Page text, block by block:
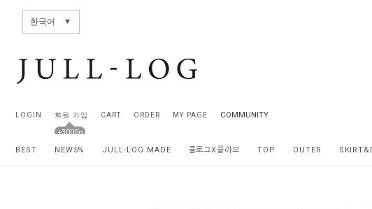
한국어
LOGIN
회원 가입
+3000p
CART ORDER MY PAGE COMMUNITY
BEST NEW5% JULL-LOG MADE 줄로그X콜라보 TOP OUTER